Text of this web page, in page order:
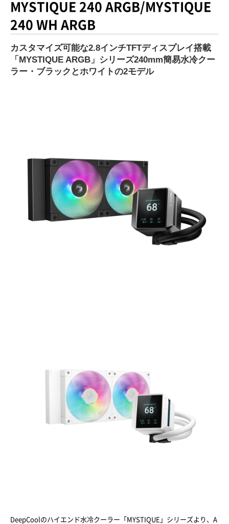
MYSTIQUE 240 ARGB/MYSTIQUE
240 WH ARGB
カスタマイズ可能な2.8インチTFTディスプレイ搭載
「MYSTIQUE ARGB」シリーズ240mm簡易水冷クー
ラー・ブラックとホワイトの2モデル
DeepCoolのハイエンド水冷クーラー「MYSTIQUE」シリーズより、A